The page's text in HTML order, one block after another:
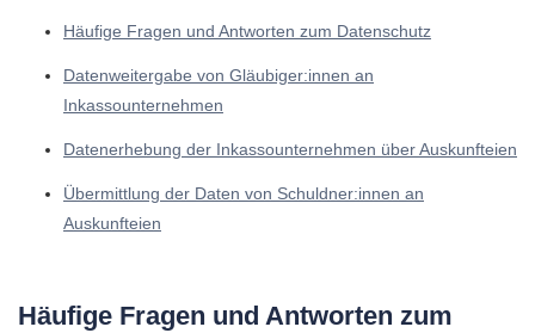
Häufige Fragen und Antworten zum Datenschutz
Datenweitergabe von Gläubiger:innen an
Inkassounternehmen
Datenerhebung der Inkassounternehmen über Auskunfteien
Übermittlung der Daten von Schuldner:innen an
Auskunfteien
Häufige Fragen und Antworten zum